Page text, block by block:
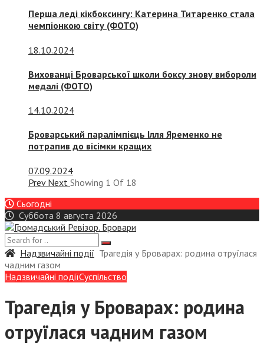
Перша леді кікбоксингу: Катерина Титаренко стала
чемпіонкою світу (ФОТО)
18.10.2024
Вихованці Броварської школи боксу знову вибороли
медалі (ФОТО)
14.10.2024
Броварський паралімпієць Ілля Яременко не
потрапив до вісімки кращих
07.09.2024
Prev Next Showing 1 Of 18
Сьогодні
Суббота 8 августа 2026
Надзвичайні події Трагедія у Броварах: родина отруїлася
чадним газом
Надзвичайні подіїСуспiльство
Трагедія у Броварах: родина
отруїлася чадним газом